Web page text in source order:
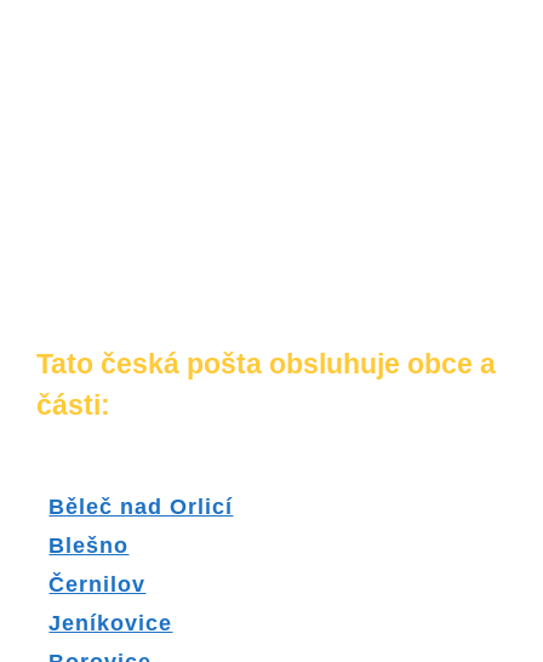
Tato česká pošta obsluhuje obce a
části:
Běleč nad Orlicí
Blešno
Černilov
Jeníkovice